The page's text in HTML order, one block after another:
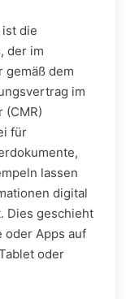
die
der im
gemäß dem
im
(CMR)
für
lassen
digital
Dies geschieht
oder Apps auf
oder